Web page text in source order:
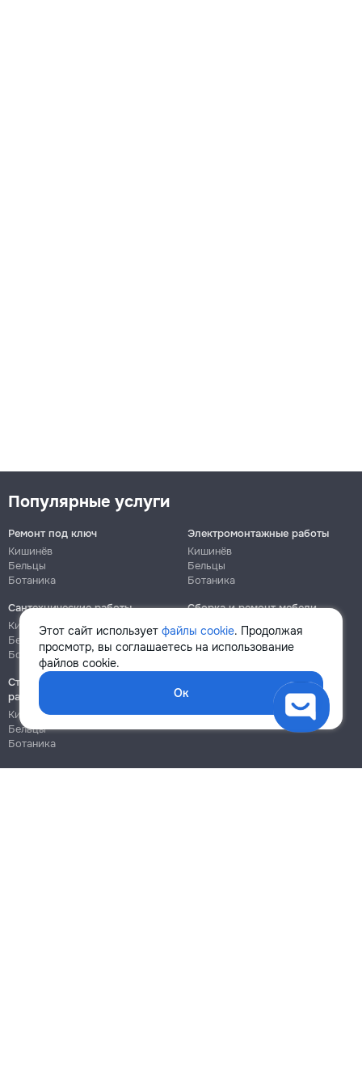
Этот сайт использует файлы cookie. Продолжая
просмотр, вы соглашаетесь на использование
файлов cookie.
Ок
Популярные услуги
Ремонт под ключ
Кишинёв
Бельцы
Ботаника
Электромонтажные работы
Кишинёв
Бельцы
Ботаника
Сантехнические работы
Кишинёв
Бельцы
Ботаника
Сборка и ремонт мебели
Кишинёв
Ботаника
Строительно-монтажные
работы
Кишинёв
Бельцы
Ботаника